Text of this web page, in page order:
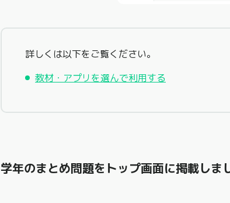
詳しくは以下をご覧ください。
教材・アプリを選んで利用する
学年のまとめ問題をトップ画面に掲載しま